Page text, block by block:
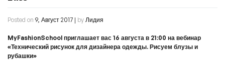
Posted on 9, Август 2017 | by Лидия
MyFashionSchool приглашает вас 16 августа в 21:00 на вебинар
«Технический рисунок для дизайнера одежды. Рисуем блузы и
рубашки»